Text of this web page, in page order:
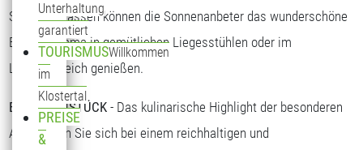
Unterhaltung
garantiert
TOURISMUSWillkommen
im
Klostertal
PREISE
&
Sonnenterrassen können die Sonnenanbeter das wunderschöne
Bergpanorama in gemütlichen Liegesstühlen oder im
Loungebereich genießen.
BERGFRÜHSTÜCK - Das kulinarische Highlight der besonderen
Art. Stärken Sie sich bei einem reichhaltigen und